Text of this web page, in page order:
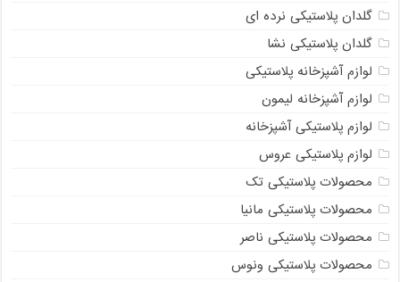
گلدان پلاستیکی نرده ای
گلدان پلاستیکی نشا
لوازم آشپزخانه پلاستیکی
لوازم آشپزخانه لیمون
لوازم پلاستیکی آشپزخانه
لوازم پلاستیکی عروس
محصولات پلاستیکی تک
محصولات پلاستیکی مانیا
محصولات پلاستیکی ناصر
محصولات پلاستیکی ونوس